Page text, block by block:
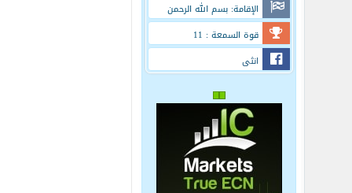
الإقامة: بسم الله الرحمن
الرحيم
قوة السمعة : 11
انثى